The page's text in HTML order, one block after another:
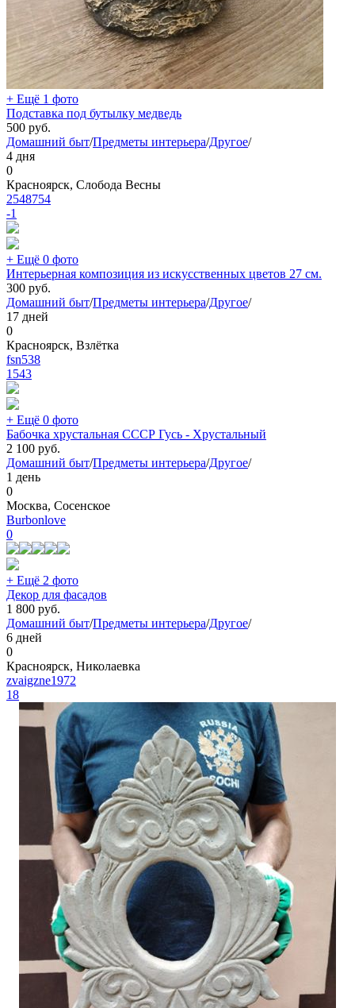
+ Ещё 1 фото
Подставка под бутылку медведь
500 руб.
Домашний быт/Предметы интерьера/Другое/
4 дня
0
Красноярск, Слобода Весны
2548754
-1
+ Ещё 0 фото
Интерьерная композиция из искусственных цветов 27 см.
300 руб.
Домашний быт/Предметы интерьера/Другое/
17 дней
0
Красноярск, Взлётка
fsn538
1543
+ Ещё 0 фото
Бабочка хрустальная СССР Гусь - Хрустальный
2 100 руб.
Домашний быт/Предметы интерьера/Другое/
1 день
0
Москва, Сосенское
Burbonlove
0
+ Ещё 2 фото
Декор для фасадов
1 800 руб.
Домашний быт/Предметы интерьера/Другое/
6 дней
0
Красноярск, Николаевка
zvaigzne1972
18